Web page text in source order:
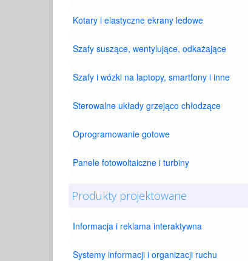
Kotary i elastyczne ekrany ledowe
Szafy suszące, wentylujące, odkażające
Szafy i wózki na laptopy, smartfony i inne
Sterowalne układy grzejąco chłodzące
Oprogramowanie gotowe
Panele fotowoltaiczne i turbiny
Produkty projektowane
Informacja i reklama interaktywna
Systemy informacji i organizacji ruchu